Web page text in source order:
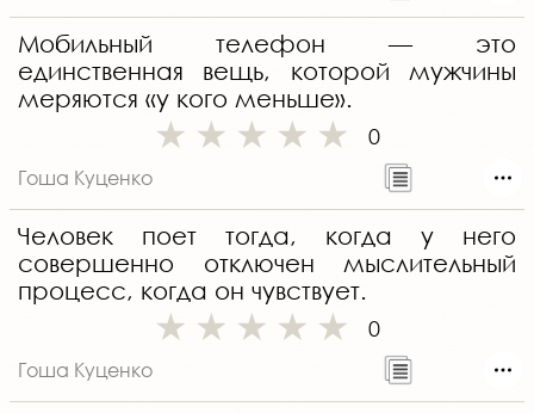
Мобильный телефон — это
единственная вещь, которой мужчины
меряются «у кого меньше».
0
Гоша Куценко
Человек поет тогда, когда у него
совершенно отключен мыслительный
процесс, когда он чувствует.
0
Гоша Куценко